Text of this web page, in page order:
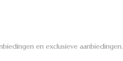
en exclusieve aanbiedingen.